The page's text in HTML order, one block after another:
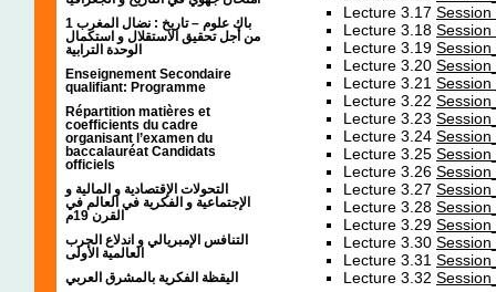
1 باك علوم – تاريخ : نضال المغرب
من أجل تحقيق الاستقلال و استكمال
الوحدة الترابية
Enseignement Secondaire
qualifiant: Programme
Répartition matières et
coefficients du cadre
organisant l’examen du
baccalauréat Candidats
officiels
التحولات الإقتصادية و المالية و
الإجتماعية و الفكرية في العالم في
القرن 19م
التنافس الإمبريالي و اندلاع الحرب
العالمية الأولى
اليقظة الفكرية بالمشرق العربي
Lecture 3.17
Lecture 3.18
Lecture 3.19
Lecture 3.20
Lecture 3.21
Lecture 3.22
Lecture 3.23
Lecture 3.24
Lecture 3.25
Lecture 3.26
Lecture 3.27
Lecture 3.28
Lecture 3.29
Lecture 3.30
Lecture 3.31
Lecture 3.32